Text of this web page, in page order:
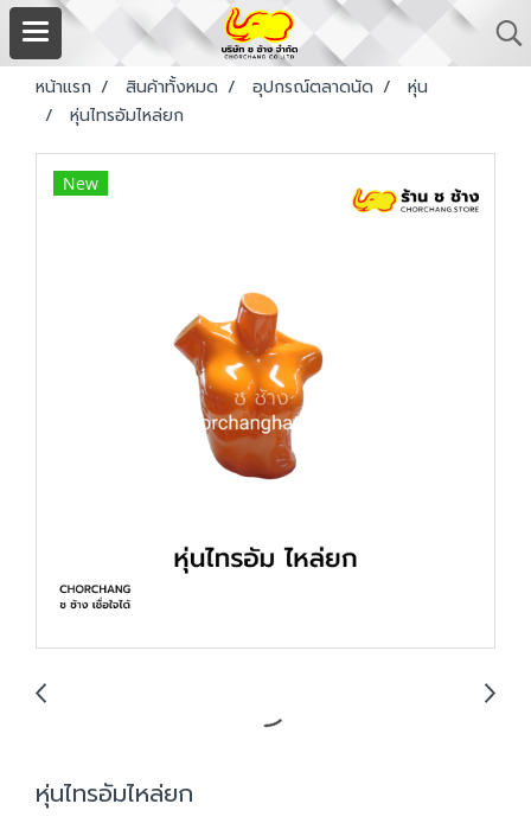
หน้าแรก สินค้าทั้งหมด อุปกรณ์ตลาดนัด
หุ่น
หุ่นไทรอัมไหล่ยก
New
หุ่นไทรอัมไหล่ยก